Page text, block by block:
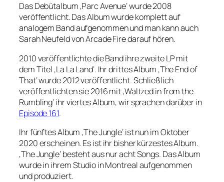
Das Debütalbum ‚Parc Avenue‘ wurde 2008
veröffentlicht. Das Album wurde komplett auf
analogem Band aufgenommen und man kann auch
Sarah Neufeld von Arcade Fire darauf hören.
2010 veröffentlichte die Band ihre zweite LP mit
dem Titel ‚La La Land‘. Ihr drittes Album ‚The End of
That‘ wurde 2012 veröffentlicht. Schließlich
veröffentlichten sie 2016 mit ‚Waltzed in from the
Rumbling‘ ihr viertes Album, wir sprachen darüber in
Episode 161.
Ihr fünftes Album ‚The Jungle‘ ist nun im Oktober
2020 erscheinen. Es ist ihr bisher kürzestes Album.
‚The Jungle‘ besteht aus nur acht Songs. Das Album
wurde in ihrem Studio in Montreal aufgenommen
und produziert.